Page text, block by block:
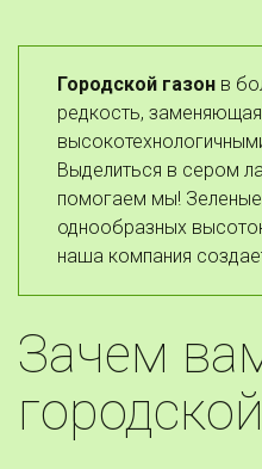
Городской газон в
редкость,
Выделиться в сером
помогаем мы!
однообразных
наша компания
Зачем